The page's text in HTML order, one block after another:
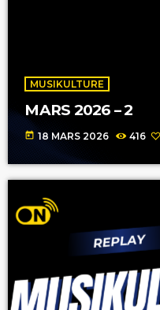
MUSIKULTURE
MARS 2026 – 2
today 18 MARS 2026 416